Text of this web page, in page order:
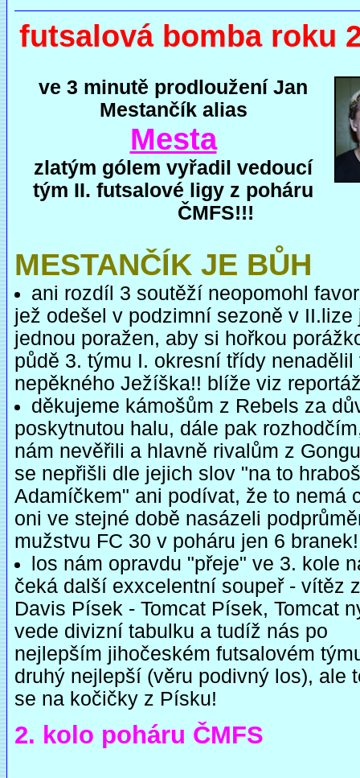
futsalová bomba roku
ve 3 minutě prodloužení Jan
Mestančík alias
Mesta
zlatým gólem vyřadil vedoucí
tým II. futsalové ligy z poháru
ČMFS!!!
MESTANČÍK JE BŮH
ani rozdíl 3 soutěží neopomohl
jež odešel v podzimní sezoně v II.lize
jednou poražen, aby si hořkou
půdě 3. týmu I. okresní třídy nenadělil
nepěkného Ježíška!! blíže viz
děkujeme kámošům z Rebels za
poskytnutou halu, dále pak
nám nevěřili a hlavně rivalům z
se nepřišli dle jejich slov "na to
Adamíčkem" ani podívat, že to nemá
oni ve stejné době nasázeli
mužstvu FC 30 v poháru jen 6
los nám opravdu "přeje" ve 3. kole
čeká další exxcelentní soupeř - vítěz
Davis Písek - Tomcat Písek, Tomcat
vede divizní tabulku a tudíž nás po
nejlepším jihočeském futsalovém
druhý nejlepší (věru podivný los), ale
se na kočičky z Písku!
2. kolo poháru ČMFS